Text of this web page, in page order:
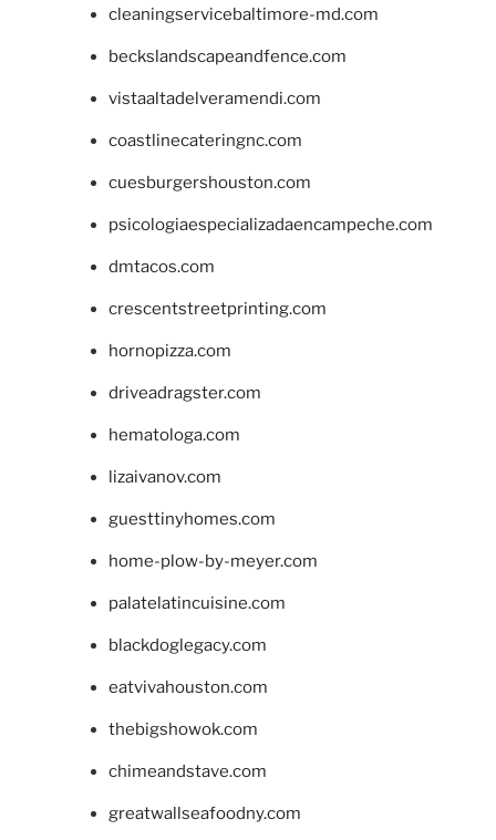
cleaningservicebaltimore-md.com
beckslandscapeandfence.com
vistaaltadelveramendi.com
coastlinecateringnc.com
cuesburgershouston.com
psicologiaespecializadaencampeche.com
dmtacos.com
crescentstreetprinting.com
hornopizza.com
driveadragster.com
hematologa.com
lizaivanov.com
guesttinyhomes.com
home-plow-by-meyer.com
palatelatincuisine.com
blackdoglegacy.com
eatvivahouston.com
thebigshowok.com
chimeandstave.com
greatwallseafoodny.com